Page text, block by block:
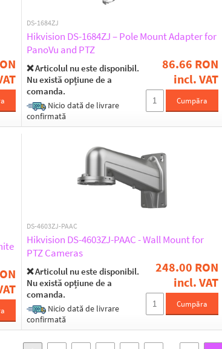
DS-1684ZJ
Hikvision DS-1684ZJ – Pole Mount Adapter for
PanoVu and PTZ
❌ Articolul nu este disponibil.
Nu există opțiune de a
comanda.
Nicio dată de livrare
confirmată
86.66 RON
incl. VAT
Cumpăra
DS-4603ZJ-PAAC
Hikvision DS-4603ZJ-PAAC - Wall Mount for
PTZ Cameras
❌ Articolul nu este disponibil.
Nu există opțiune de a
comanda.
Nicio dată de livrare
confirmată
248.00 RON
incl. VAT
Cumpăra